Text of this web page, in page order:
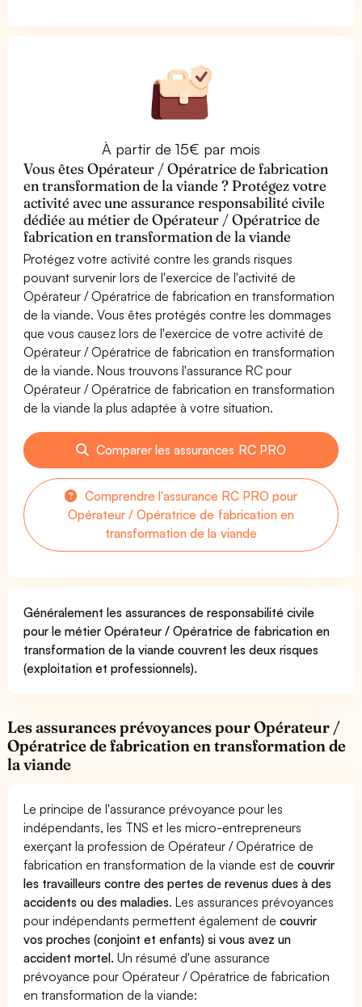
À partir de 15€ par mois
Vous êtes Opérateur / Opératrice de fabrication
en transformation de la viande ? Protégez votre
activité avec une assurance responsabilité civile
dédiée au métier de Opérateur / Opératrice de
fabrication en transformation de la viande
Protégez votre activité contre les grands risques
pouvant survenir lors de l'exercice de l'activité de
Opérateur / Opératrice de fabrication en transformation
de la viande. Vous êtes protégés contre les dommages
que vous causez lors de l'exercice de votre activité de
Opérateur / Opératrice de fabrication en transformation
de la viande. Nous trouvons l'assurance RC pour
Opérateur / Opératrice de fabrication en transformation
de la viande la plus adaptée à votre situation.
Comparer les assurances RC PRO
Comprendre l'assurance RC PRO pour
Opérateur / Opératrice de fabrication en
transformation de la viande
Généralement les assurances de responsabilité civile
pour le métier Opérateur / Opératrice de fabrication en
transformation de la viande couvrent les deux risques
(exploitation et professionnels).
Les assurances prévoyances pour Opérateur /
Opératrice de fabrication en transformation de
la viande
Le principe de l'assurance prévoyance pour les
indépendants, les TNS et les micro-entrepreneurs
exerçant la profession de Opérateur / Opératrice de
fabrication en transformation de la viande est decouvrir
les travailleurs contre des pertes de revenus dues à des
accidents ou des maladies. Les assurances prévoyances
pour indépendants permettent également decouvrir
vos proches (conjoint et enfants) si vous avez un
accident mortel. Un résumé d'une assurance
prévoyance pour Opérateur / Opératrice de fabrication
en transformation de la viande: